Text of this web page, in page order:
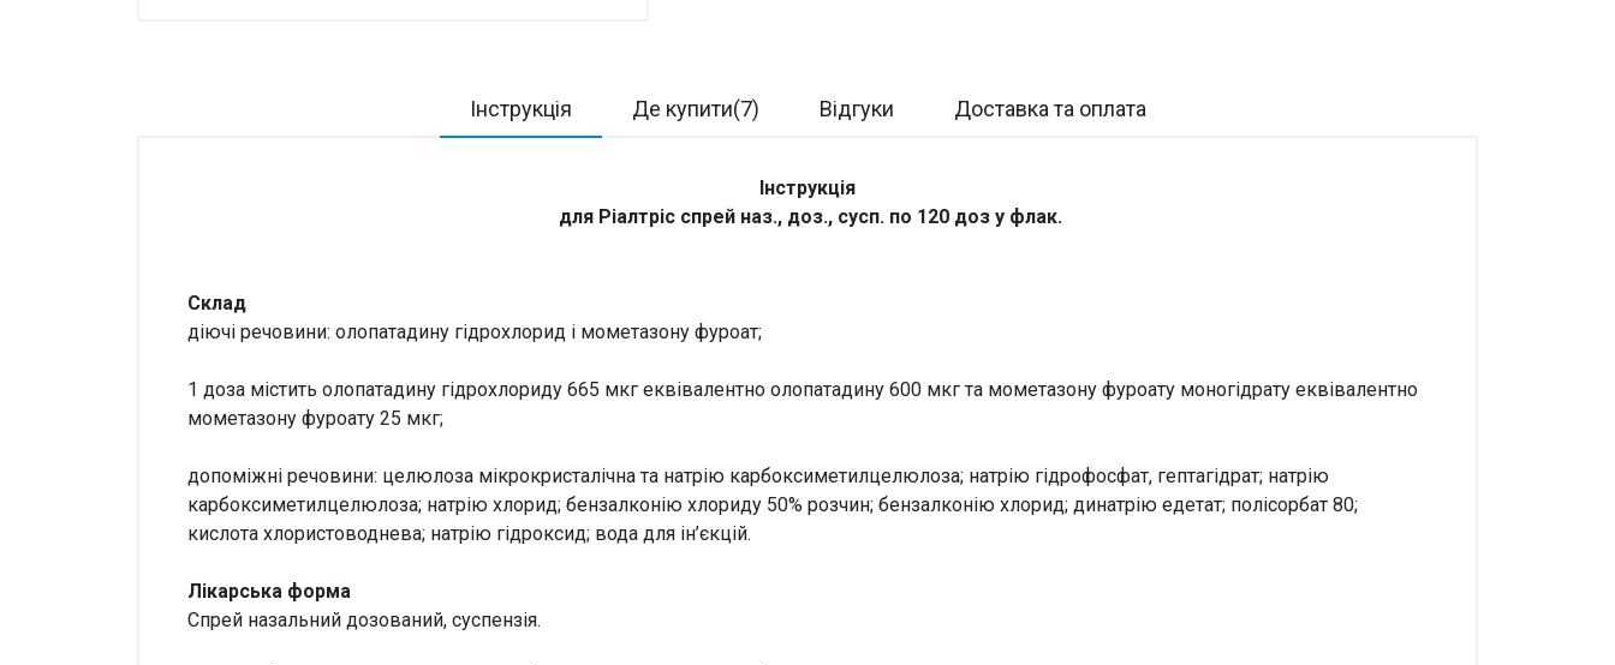
Інструкція Де купити(7) Відгуки Доставка та оплата
Інструкція
для Ріалтріс спрей наз., доз., сусп. по 120 доз у флак.
Склад
діючі речовини: олопатадину гідрохлорид і мометазону фуроат;
1 доза містить олопатадину гідрохлориду 665 мкг еквівалентно олопатадину 600 мкг та мометазону фуроату моногідрату еквівалентно
мометазону фуроату 25 мкг;
допоміжні речовини: целюлоза мікрокристалічна та натрію карбоксиметилцелюлоза; натрію гідрофосфат, гептагідрат; натрію
карбоксиметилцелюлоза; натрію хлорид; бензалконію хлориду 50% розчин; бензалконію хлорид; динатрію едетат; полісорбат 80;
кислота хлористоводнева; натрію гідроксид; вода для ін’єкцій.
Лікарська форма
Спрей назальний дозований, суспензія.